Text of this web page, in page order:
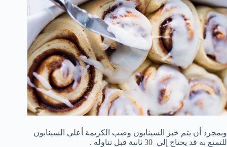
وبمجرد أن يتم خبز السينابون وصب الكريمة أعلي السينابون
للتمتع به قد يحتاج إلي 30 ثانية قبل تناوله .